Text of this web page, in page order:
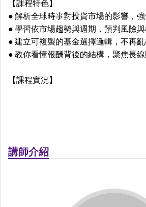
【課程特色】
● 解析全球時事對投資市場的影響，
● 學習依市場趨勢與週期，預判風險
● 建立可複製的基金選擇邏輯，不再
● 教你看懂報酬背後的結構，聚焦長
【課程實況】
講師介紹